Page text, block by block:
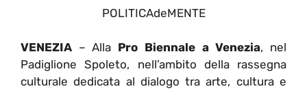
POLITICAdeMENTE
VENEZIA – Alla Pro Biennale a Venezia, nel
Padiglione Spoleto, nell’ambito della rassegna
culturale dedicata al dialogo tra arte, cultura e